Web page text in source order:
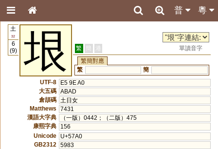
粵
普
土
32
6
(9)
垠 繁 簡 港
單讀音字
繁簡對應
繁
簡
UTF-8
E5 9E A0
大五碼 ABAD
倉頡碼
土日女
Matthews
7431
漢語大字典
（一版）0442；（二版）475
康熙字典
156
Unicode
U+57A0
GB2312
5983